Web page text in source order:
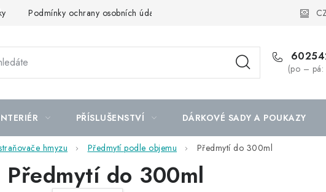
Podmínky ochrany osobních údajů
(po –
PŘÍSLUŠENSTVÍ DÁRKOVÉ SADY A POUKAZY
hmyzu Předmytí podle objemu Předmytí do 300ml
Předmytí do 300ml